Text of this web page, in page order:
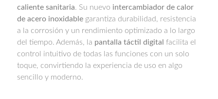
caliente sanitaria. Su nuevo intercambiador de calor
de acero inoxidable garantiza durabilidad, resistencia
a la corrosión y un rendimiento optimizado a lo largo
del tiempo. Además, la pantalla táctil digital facilita el
control intuitivo de todas las funciones con un solo
toque, convirtiendo la experiencia de uso en algo
sencillo y moderno.